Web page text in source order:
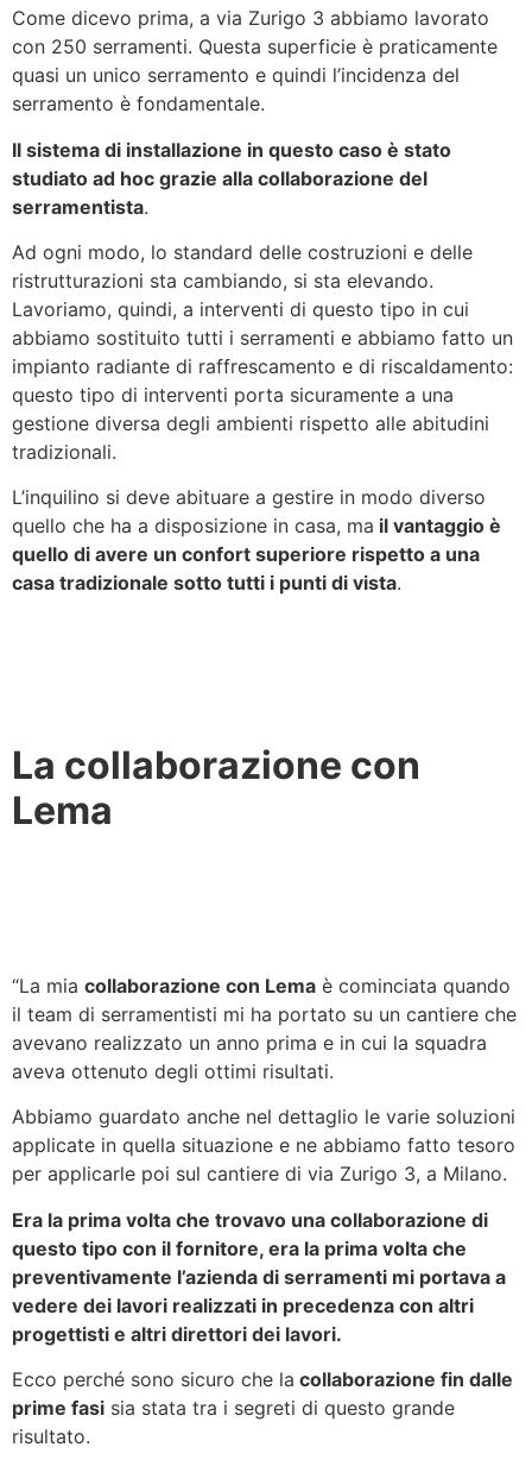
Come dicevo prima, a via Zurigo 3 abbiamo lavorato
con 250 serramenti. Questa superficie è praticamente
quasi un unico serramento e quindi l’incidenza del
serramento è fondamentale.
Il sistema di installazione in questo caso è stato
studiato ad hoc grazie alla collaborazione del
serramentista.
Ad ogni modo, lo standard delle costruzioni e delle
ristrutturazioni sta cambiando, si sta elevando.
Lavoriamo, quindi, a interventi di questo tipo in cui
abbiamo sostituito tutti i serramenti e abbiamo fatto un
impianto radiante di raffrescamento e di riscaldamento:
questo tipo di interventi porta sicuramente a una
gestione diversa degli ambienti rispetto alle abitudini
tradizionali.
L’inquilino si deve abituare a gestire in modo diverso
quello che ha a disposizione in casa, ma il vantaggio è
quello di avere un confort superiore rispetto a una
casa tradizionale sotto tutti i punti di vista.
La collaborazione con
Lema
“La mia collaborazione con Lema è cominciata quando
il team di serramentisti mi ha portato su un cantiere che
avevano realizzato un anno prima e in cui la squadra
aveva ottenuto degli ottimi risultati.
Abbiamo guardato anche nel dettaglio le varie soluzioni
applicate in quella situazione e ne abbiamo fatto tesoro
per applicarle poi sul cantiere di via Zurigo 3, a Milano.
Era la prima volta che trovavo una collaborazione di
questo tipo con il fornitore, era la prima volta che
preventivamente l’azienda di serramenti mi portava a
vedere dei lavori realizzati in precedenza con altri
progettisti e altri direttori dei lavori.
Ecco perché sono sicuro che la collaborazione fin dalle
prime fasi sia stata tra i segreti di questo grande
risultato.